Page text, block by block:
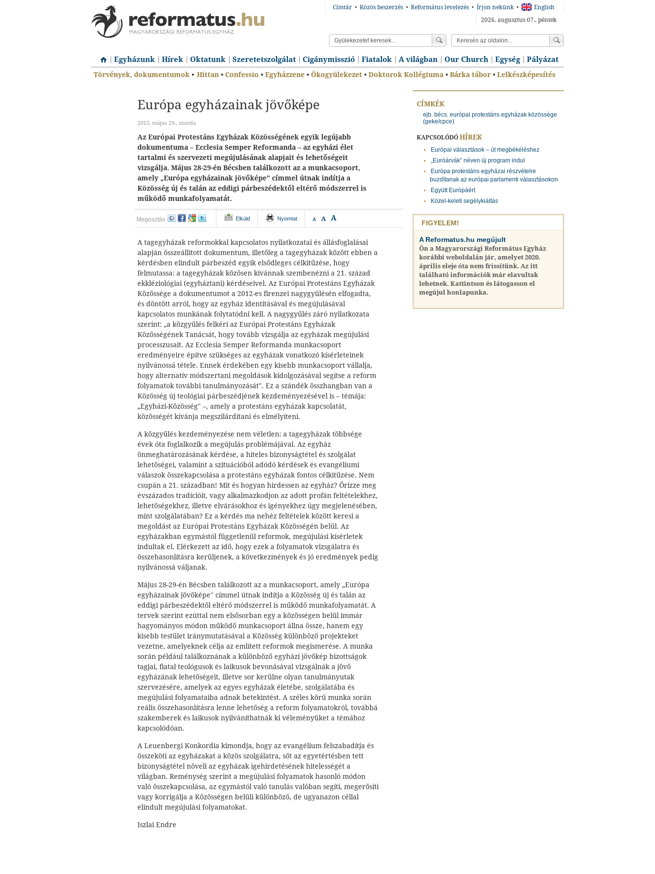
Címtár • Közös beszerzés • Református levelezés • Írjon nekünk •
English
2026. augusztus 07., péntek
Egyházunk Hírek Oktatunk Szeretetszolgálat Cigánymisszió Fiatalok A világban Our Church Egység Pályázat
Törvények, dokumentumok • Hittan • Confessio • Egyházzene • Ökogyülekezet • Doktorok Kollégiuma • Bárka tábor • Lelkészképesítés
Európa egyházainak jövőképe
2013. május 29., szerda
Az Európai Protestáns Egyházak Közösségének egyik legújabb
dokumentuma – Ecclesia Semper Reformanda – az egyházi élet
tartalmi és szervezeti megújulásának alapjait és lehetőségeit
vizsgálja. Május 28-29-én Bécsben találkozott az a munkacsoport,
amely „Európa egyházainak jövőképe" címmel útnak indítja a
Közösség új és talán az eddigi párbeszédektől eltérő módszerrel is
működő munkafolyamatát.
Megosztás Elküld Nyomtat A A A
A tagegyházak reformokkal kapcsolatos nyilatkozatai és állásfoglalásai
alapján összeállított dokumentum, illetőleg a tagegyházak között ebben a
kérdésben elindult párbeszéd egyik elsődleges célkitűzése, hogy
felmutassa: a tagegyházak közösen kívánnak szembenézni a 21. század
ekkléziológiai (egyháztani) kérdéseivel. Az Európai Protestáns Egyházak
Közössége a dokumentumot a 2012-es firenzei nagygyűlésén elfogadta,
és döntött arról, hogy az egyház identitásával és megújulásával
kapcsolatos munkának folytatódni kell. A nagygyűlés záró nyilatkozata
szerint: „a közgyűlés felkéri az Európai Protestáns Egyházak
Közösségének Tanácsát, hogy tovább vizsgálja az egyházak megújulási
processzusait. Az Ecclesia Semper Reformanda munkacsoport
eredményeire építve szükséges az egyházak vonatkozó kísérleteinek
nyilvánossá tétele. Ennek érdekében egy kisebb munkacsoport vállalja,
hogy alternatív módszertani megoldások kidolgozásával segítse a reform
folyamatok további tanulmányozását". Ez a szándék összhangban van a
Közösség új teológiai párbeszédjének kezdeményezésével is – témája:
„Egyházi-Közösség" –, amely a protestáns egyházak kapcsolatát,
közösségét kívánja megszilárdítani és elmélyíteni.
A közgyűlés kezdeményezése nem véletlen: a tagegyházak többsége
évek óta foglalkozik a megújulás problémájával. Az egyház
önmeghatározásának kérdése, a hiteles bizonyságtétel és szolgálat
lehetőségei, valamint a szituációból adódó kérdések és evangéliumi
válaszok összekapcsolása a protestáns egyházak fontos célkitűzése. Nem
csupán a 21. században! Mit és hogyan hirdessen az egyház? Őrizze meg
évszázados tradícióit, vagy alkalmazkodjon az adott profán feltételekhez,
lehetőségekhez, illetve elvárásokhoz és igényekhez úgy megjelenésében,
mint szolgálatában? Ez a kérdés ma nehéz feltételek között keresi a
megoldást az Európai Protestáns Egyházak Közösségén belül. Az
egyházakban egymástól függetlenül reformok, megújulási kísérletek
indultak el. Elérkezett az idő, hogy ezek a folyamatok vizsgálatra és
összehasonlításra kerüljenek, a következmények és jó eredmények pedig
nyilvánossá váljanak.
Május 28-29-én Bécsben találkozott az a munkacsoport, amely „Európa
egyházainak jövőképe" címmel útnak indítja a Közösség új és talán az
eddigi párbeszédektől eltérő módszerrel is működő munkafolyamatát. A
tervek szerint ezúttal nem elsősorban egy a közösségen belül immár
hagyományos módon működő munkacsoport állna össze, hanem egy
kisebb testület iránymutatásával a Közösség különböző projekteket
vezetne, amelyeknek célja az említett reformok megismerése. A munka
során például találkoznának a különböző egyházi jövőkép bizottságok
tagjai, fiatal teológusok és laikusok bevonásával vizsgálnák a jövő
egyházának lehetőségeit, illetve sor kerülne olyan tanulmányutak
szervezésére, amelyek az egyes egyházak életébe, szolgálatába és
megújulási folyamataiba adnak betekintést. A széles körű munka során
reális összehasonlításra lenne lehetőség a reform folyamatokról, továbbá
szakemberek és laikusok nyilváníthatnák ki véleményüket a témához
kapcsolódóan.
A Leuenbergi Konkordia kimondja, hogy az evangélium felszabadítja és
összeköti az egyházakat a közös szolgálatra, sőt az egyetértésben tett
bizonyságtétel növeli az egyházak igehirdetésének hitelességét a
világban. Reménység szerint a megújulási folyamatok hasonló módon
való összekapcsolása, az egymástól való tanulás valóban segíti, megerősíti
vagy korrigálja a Közösségen belüli különböző, de ugyanazon céllal
elindult megújulási folyamatokat.
Iszlai Endre
CÍMKÉK
ejb, bécs, európai protestáns egyházak közössége
(geke/cpce)
KAPCSOLÓDÓ HÍREK
Európai választások – út megbékéléshez
„Euróárvák” néven új program indul
Európa protestáns egyházai részvételre
buzdítanak az európai parlamenti választásokon
Együtt Európáért
Közel-keleti segélykiáltás
FIGYELEM!
A Reformatus.hu megújult
Ön a Magyarországi Református Egyház
korábbi weboldalán jár, amelyet 2020.
április eleje óta nem frissítünk. Az itt
található információk már elavultak
lehetnek. Kattintson és látogasson el
megújul honlapunka.